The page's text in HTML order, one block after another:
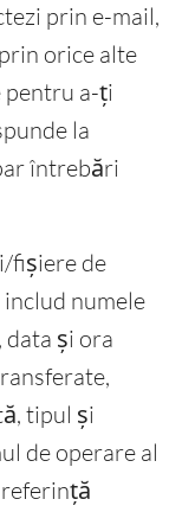
prin e-mail,
orice alte
pentru a-ți
la
întrebări
fișiere de
numele
și ora
tipul și
de operare al